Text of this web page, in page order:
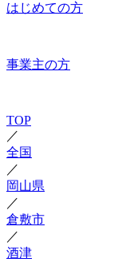
はじめての方
事業主の方
TOP
／
全国
／
岡山県
／
倉敷市
／
酒津